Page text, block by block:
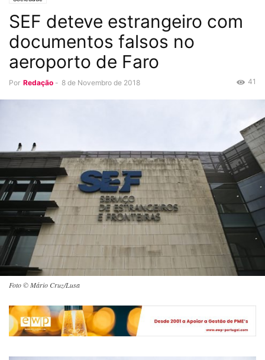
SEF deteve estrangeiro com
documentos falsos no
aeroporto de Faro
Por Redação - 8 de Novembro de 2018 41
Foto © Mário Cruz/Lusa